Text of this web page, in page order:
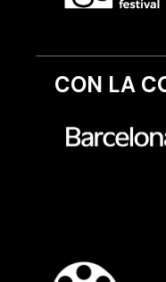
CON LA